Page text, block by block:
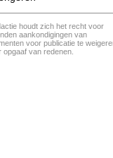
houdt zich het recht voor
aankondigingen van
voor publicatie te
opgaaf van redenen.